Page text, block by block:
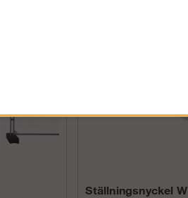
Ställningsnyckel W